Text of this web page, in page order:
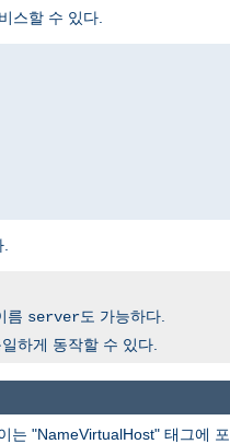
스할 수 있다.
.
름 server도 가능하다.
하게 동작할 수 있다.
"NameVirtualHost" 태그에